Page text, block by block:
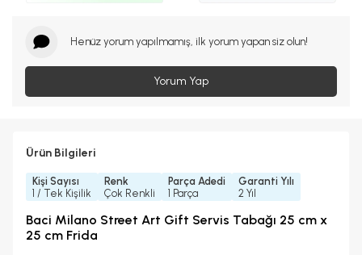
Henüz yorum yapılmamış, ilk yorum yapan siz olun!
Yorum Yap
Ürün Bilgileri
Kişi Sayısı
1 / Tek Kişilik
Renk
Çok Renkli
Parça Adedi
1 Parça
Garanti Yılı
2 Yıl
Baci Milano Street Art Gift Servis Tabağı 25 cm x
25 cm Frida